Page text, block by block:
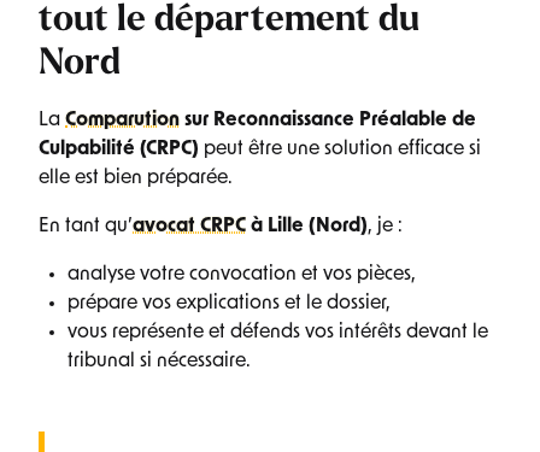
tout le département du
Nord
La Comparution sur Reconnaissance Préalable de
Culpabilité (CRPC) peut être une solution efficace si
elle est bien préparée.
En tant qu’avocat CRPC à Lille (Nord), je :
analyse votre convocation et vos pièces,
prépare vos explications et le dossier,
vous représente et défends vos intérêts devant le
tribunal si nécessaire.